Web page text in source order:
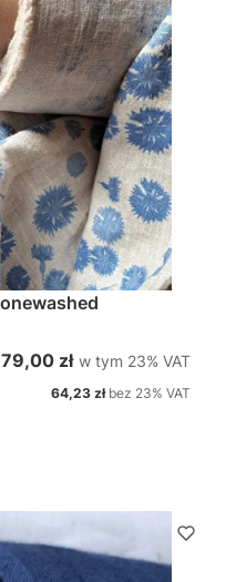
Cena brutto
79,00 zł w tym %s VAT
w tym 23% VAT
Cena netto
64,23 zł bez 23% VAT